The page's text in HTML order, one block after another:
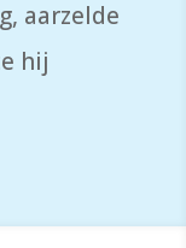
aarzelde
hij